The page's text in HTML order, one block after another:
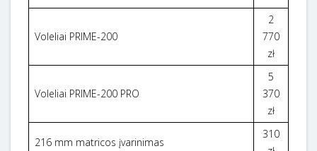
Voleliai PRIME-200
2
770
zł
Voleliai PRIME-200 PRO
5
370
zł
216 mm matricos įvarinimas
310